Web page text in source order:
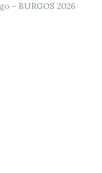
- BURGOS 2026